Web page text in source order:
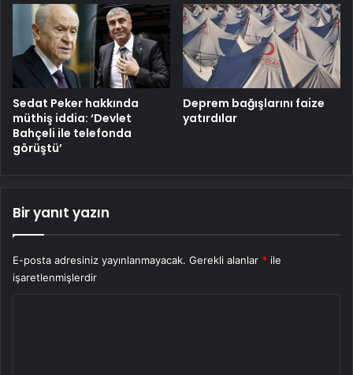
Sedat Peker hakkında
müthiş iddia: ‘Devlet
Bahçeli ile telefonda
görüştü’
Deprem bağışlarını faize
yatırdılar
Bir yanıt yazın
E-posta adresiniz yayınlanmayacak. Gerekli alanlar * ile
işaretlenmişlerdir